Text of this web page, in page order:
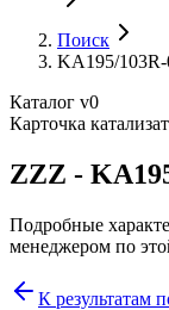
Поиск
KA195/
Каталог v0
Карточка
ZZZ -
Подробные
менеджером по
К результатам